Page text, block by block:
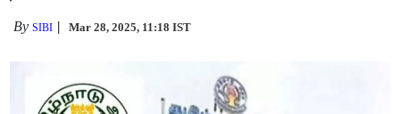
BySIBI Mar 28, 2025, 11:18 IST